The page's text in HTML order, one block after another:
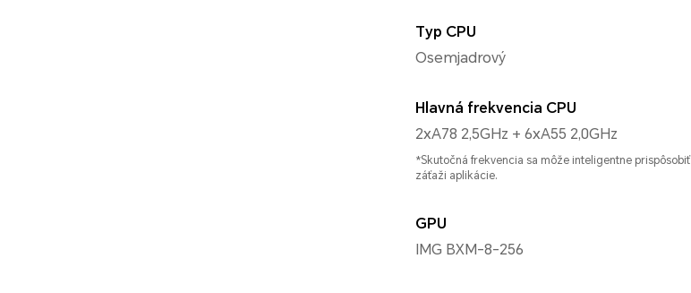
Typ CPU
Osemjadrový
Hlavná frekvencia CPU
2xA78 2,5GHz + 6xA55 2,0GHz
*Skutočná frekvencia sa môže inteligentne prispôsobiť
záťaži aplikácie.
GPU
IMG BXM-8-256